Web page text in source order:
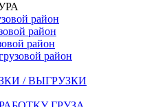
район
район
район
район
/ ВЫГРУЗКИ